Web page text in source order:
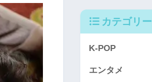
カテゴリー
K-POP
エンタメ